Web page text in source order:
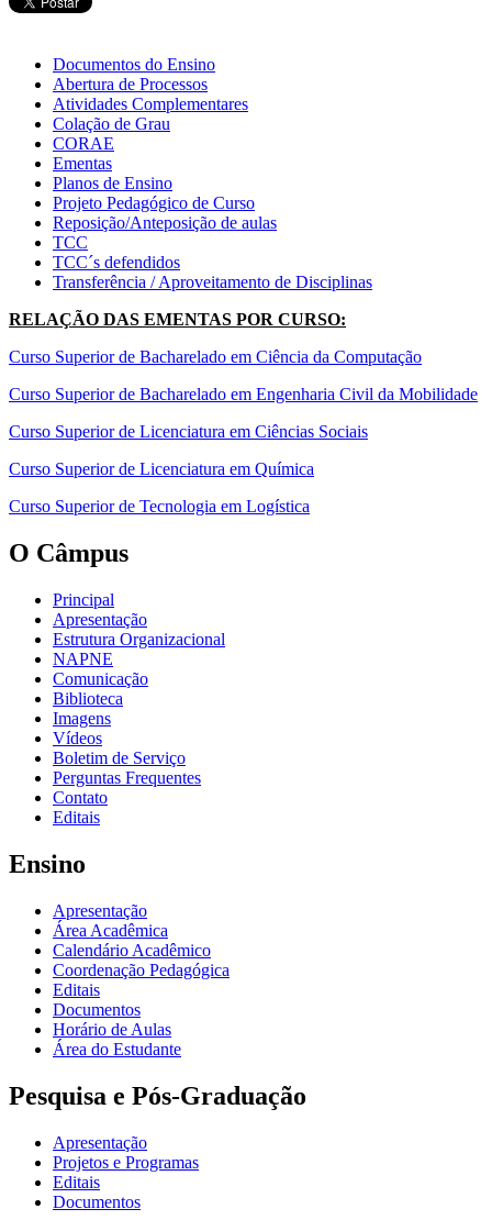
Documentos do Ensino
Abertura de Processos
Atividades Complementares
Colação de Grau
CORAE
Ementas
Planos de Ensino
Projeto Pedagógico de Curso
Reposição/Anteposição de aulas
TCC
TCC´s defendidos
Transferência / Aproveitamento de Disciplinas
RELAÇÃO DAS EMENTAS POR CURSO:
Curso Superior de Bacharelado em Ciência da Computação
Curso Superior de Bacharelado em Engenharia Civil da Mobilidade
Curso Superior de Licenciatura em Ciências Sociais
Curso Superior de Licenciatura em Química
Curso Superior de Tecnologia em Logística
O Câmpus
Principal
Apresentação
Estrutura Organizacional
NAPNE
Comunicação
Biblioteca
Imagens
Vídeos
Boletim de Serviço
Perguntas Frequentes
Contato
Editais
Ensino
Apresentação
Área Acadêmica
Calendário Acadêmico
Coordenação Pedagógica
Editais
Documentos
Horário de Aulas
Área do Estudante
Pesquisa e Pós-Graduação
Apresentação
Projetos e Programas
Editais
Documentos